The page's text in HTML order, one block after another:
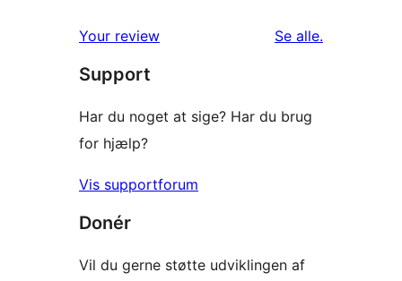
anmeldelser
stjernet
anmeldelse
Your review Se alleanmeldelser
.
Support
Har du noget at sige? Har du brug
for hjælp?
Vis supportforum
Donér
Vil du gerne støtte udviklingen af